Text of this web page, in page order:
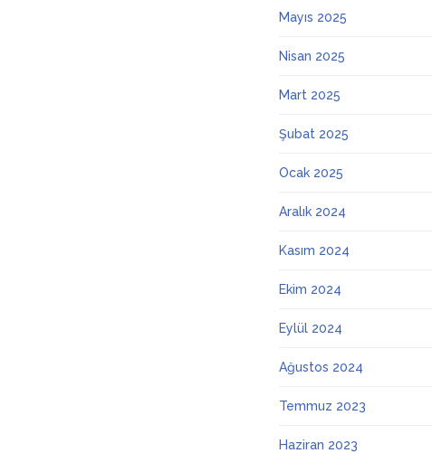
Mayıs 2025
Nisan 2025
Mart 2025
Şubat 2025
Ocak 2025
Aralık 2024
Kasım 2024
Ekim 2024
Eylül 2024
Ağustos 2024
Temmuz 2023
Haziran 2023